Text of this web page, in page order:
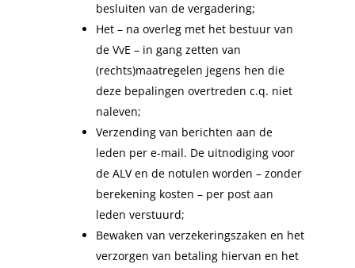
besluiten van de vergadering;
Het – na overleg met het bestuur van
de VvE – in gang zetten van
(rechts)maatregelen jegens hen die
deze bepalingen overtreden c.q. niet
naleven;
Verzending van berichten aan de
leden per e-mail. De uitnodiging voor
de ALV en de notulen worden – zonder
berekening kosten – per post aan
leden verstuurd;
Bewaken van verzekeringszaken en het
verzorgen van betaling hiervan en het